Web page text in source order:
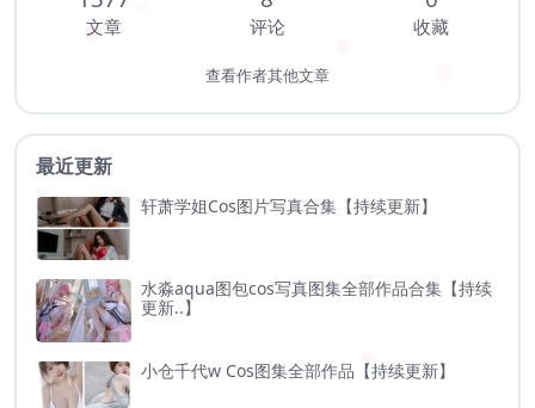
文章 评论 收藏
查看作者其他文章
最近更新
轩萧学姐Cos图片写真合集【持续更新】
水淼aqua图包cos写真图集全部作品合集【持续
更新..】
小仓千代w Cos图集全部作品【持续更新】